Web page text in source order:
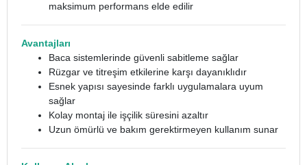
maksimum performans elde edilir
Avantajları
Baca sistemlerinde güvenli sabitleme sağlar
Rüzgar ve titreşim etkilerine karşı dayanıklıdır
Esnek yapısı sayesinde farklı uygulamalara uyum
sağlar
Kolay montaj ile işçilik süresini azaltır
Uzun ömürlü ve bakım gerektirmeyen kullanım sunar